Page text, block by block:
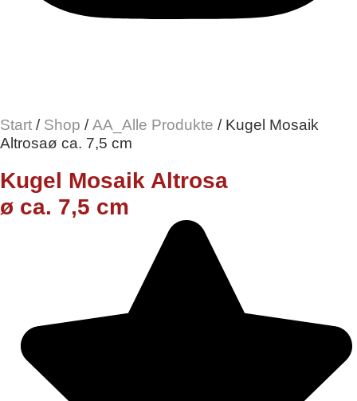
Start / Shop /AA_Alle Produkte / Kugel Mosaik
Altrosaø ca. 7,5 cm
Kugel Mosaik Altrosa
ø ca. 7,5 cm